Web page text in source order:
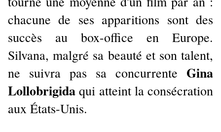
chacune de ses apparitions sont des
succès au box-office en Europe.
Silvana, malgré sa beauté et son talent,
ne suivra pas sa concurrente Gina
Lollobrigida qui atteint la consécration
aux États-Unis.